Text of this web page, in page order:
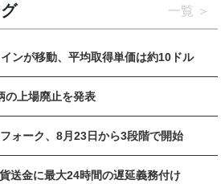
一覧
ンが移動、平均取得単価は約10ドル
の上場廃止を発表
ォーク、8月23日から3段階で開始
送金に最大24時間の遅延義務付け